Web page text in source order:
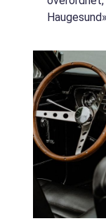
varierende